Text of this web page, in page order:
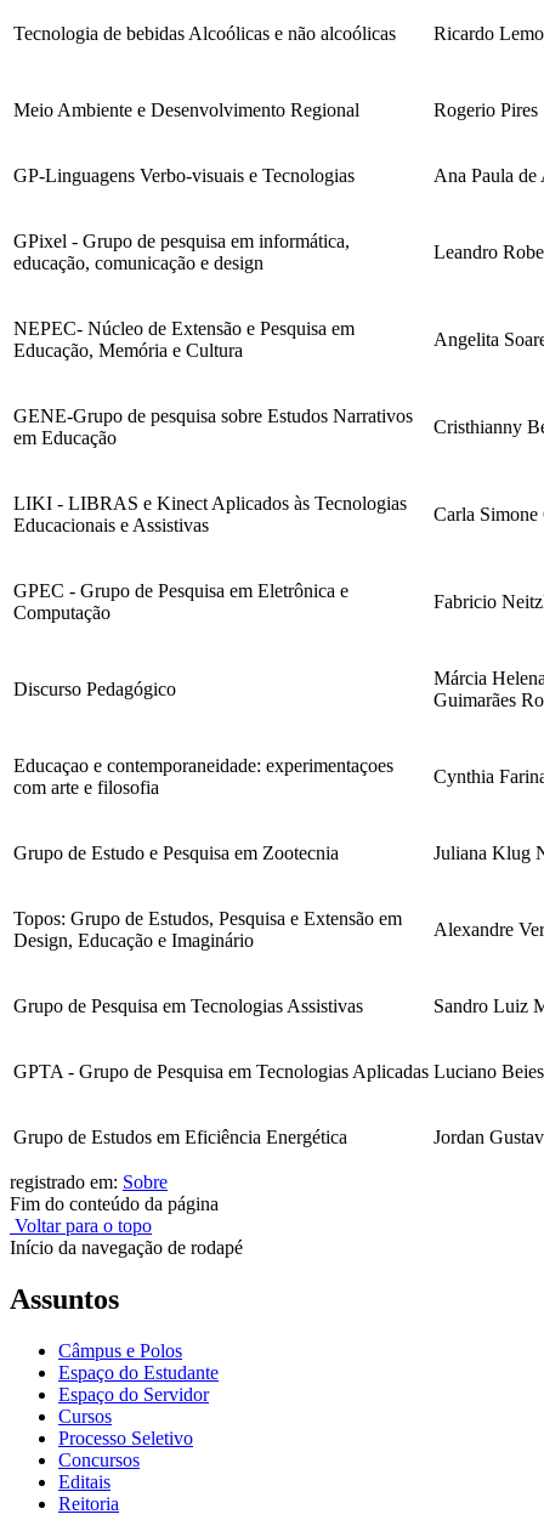
Tecnologia de bebidas Alcoólicas e não alcoólicas Ricardo
Meio Ambiente e Desenvolvimento Regional Rogerio Pires
GP-Linguagens Verbo-visuais e Tecnologias Ana Paula
GPixel - Grupo de pesquisa em informática,
educação, comunicação e design
Leandro
NEPEC- Núcleo de Extensão e Pesquisa em
Educação, Memória e Cultura
Angelita
GENE-Grupo de pesquisa sobre Estudos Narrativos
em Educação
Cristhianny
LIKI - LIBRAS e Kinect Aplicados às Tecnologias
Educacionais e Assistivas
Carla Simone
GPEC - Grupo de Pesquisa em Eletrônica e
Computação
Fabricio
Discurso Pedagógico
Márcia
Guimarães
Educaçao e contemporaneidade: experimentaçoes
com arte e filosofia
Cynthia
Grupo de Estudo e Pesquisa em Zootecnia Juliana Klug
Topos: Grupo de Estudos, Pesquisa e Extensão em
Design, Educação e Imaginário
Alexandre
Grupo de Pesquisa em Tecnologias Assistivas Sandro Luiz
GPTA - Grupo de Pesquisa em Tecnologias Aplicadas Luciano
Grupo de Estudos em Eficiência Energética Jordan
registrado em: Sobre
Fim do conteúdo da página
Voltar para o topo
Início da navegação de rodapé
Assuntos
Câmpus e Polos
Espaço do Estudante
Espaço do Servidor
Cursos
Processo Seletivo
Concursos
Editais
Reitoria